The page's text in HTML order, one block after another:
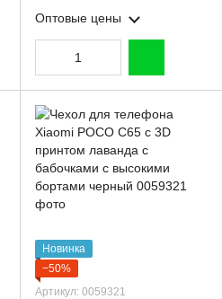
Оптовые цены
Новинка
−50%
Артикул: 0059321